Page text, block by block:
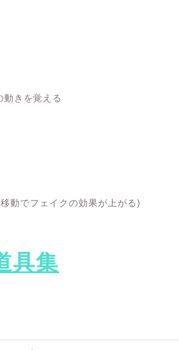
動きを覚える
動でフェイクの効果が上がる)
具集